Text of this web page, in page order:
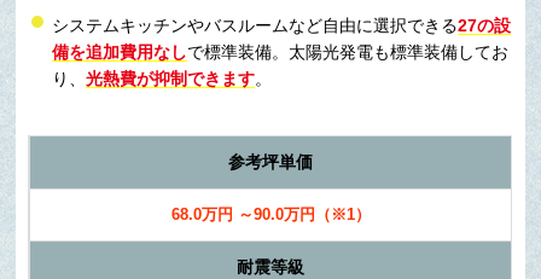
システムキッチンやバスルームなど自由に選択できる27の設
備を追加費用なしで標準装備。太陽光発電も標準装備してお
り、光熱費が抑制できます。
参考坪単価
68.0万円 ～90.0万円（※1）
耐震等級